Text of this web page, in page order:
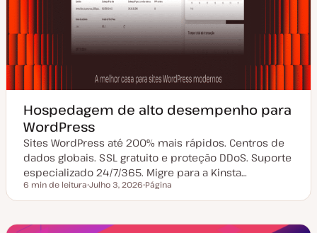
Hospedagem de alto desempenho para
WordPress
Sites WordPress até 200% mais rápidos. Centros de
dados globais. SSL gratuito e proteção DDoS. Suporte
especializado 24/7/365. Migre para a Kinsta…
Tempo de leitura
6 min de leitura
a
Julho 3, 2026
i
Página